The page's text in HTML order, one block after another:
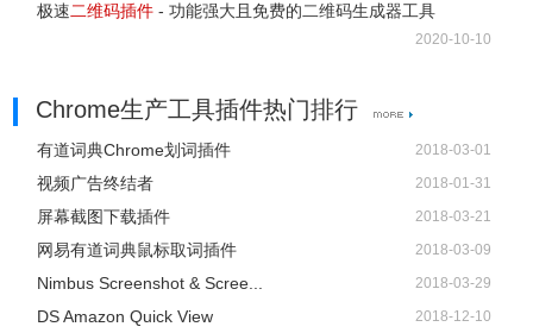
极速二维码插件 - 功能强大且免费的二维码生成器工具
2020-10-10
Chrome生产工具插件热门排行
有道词典Chrome划词插件 2018-03-01
视频广告终结者 2018-01-31
屏幕截图下载插件 2018-03-21
网易有道词典鼠标取词插件 2018-03-09
Nimbus Screenshot & Scree... 2018-03-29
DS Amazon Quick View 2018-12-10